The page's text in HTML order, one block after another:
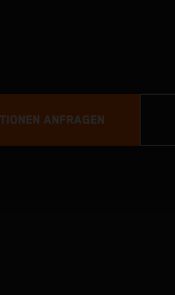
ANFRAGEN